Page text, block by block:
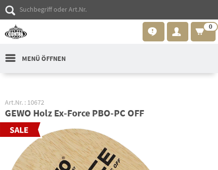
0
MENÜ ÖFFNEN
Art.Nr. : 10672
GEWO Holz Ex-Force PBO-PC OFF